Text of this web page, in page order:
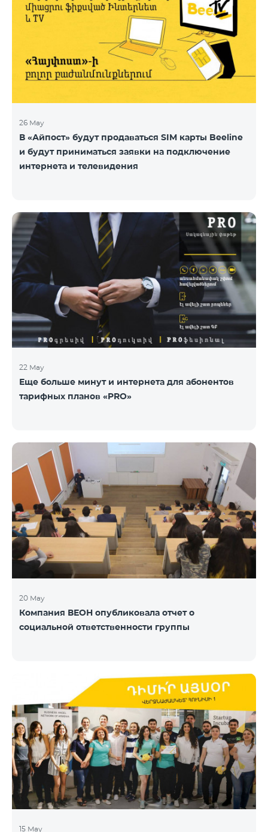
26 May
В «Айпост» будут продаваться SIM карты Beeline
и будут приниматься заявки на подключение
интернета и телевидения
22 May
Еще больше минут и интернета для абонентов
тарифных планов «PRO»
20 May
Компания ВЕОН опубликовала отчет о
социальной ответственности группы
15 May